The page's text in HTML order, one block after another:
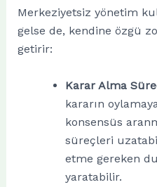
Merkeziyetsiz yönetim
gelse de, kendine özgü
getirir:
Karar Alma
kararın
konsensüs
süreçleri
etme gereken
yaratabilir.